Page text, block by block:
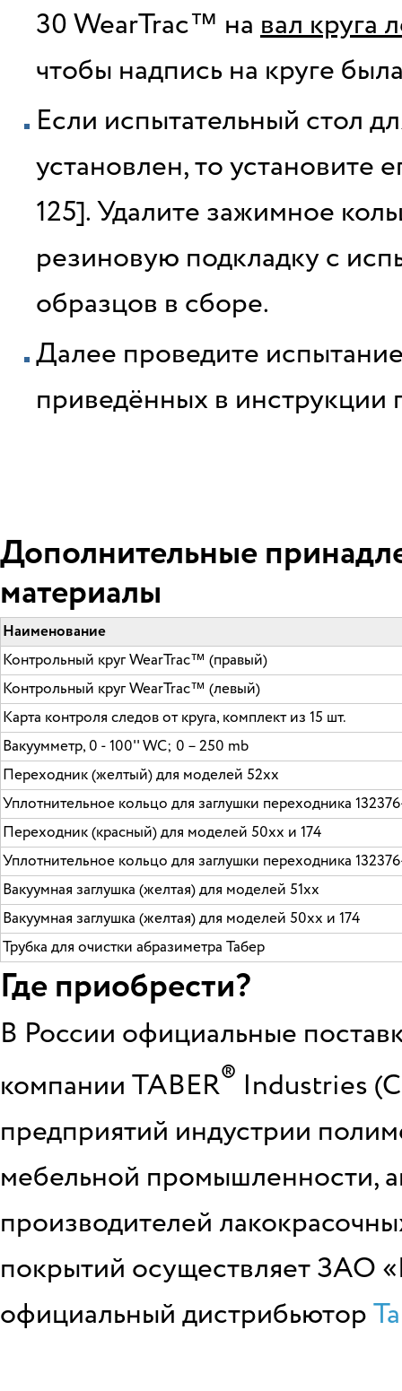
30 WearTrac™ на вал круга
чтобы надпись на круге
Если испытательный стол
установлен, то установите
125]. Удалите зажимное
резиновую подкладку с
образцов в сборе.
Далее проведите
приведённых в инструкции
Дополнительные
материалы
Наименование
Контрольный круг WearTrac™ (правый)
Контрольный круг WearTrac™ (левый)
Карта контроля следов от круга, комплект из 15 шт.
Вакуумметр, 0 - 100'' WC; 0 – 250 mb
Переходник (желтый) для моделей 52хх
Уплотнительное кольцо для заглушки переходника
Переходник (красный) для моделей 50хх и 174
Уплотнительное кольцо для заглушки переходника
Вакуумная заглушка (желтая) для моделей 51хх
Вакуумная заглушка (желтая) для моделей 50хх и 174
Трубка для очистки абразиметра Табер
Где приобрести?
В России официальные
компании TABER® Industries
предприятий индустрии
мебельной промышленности,
производителей
покрытий осуществляет ЗАО
официальный дистрибьютор